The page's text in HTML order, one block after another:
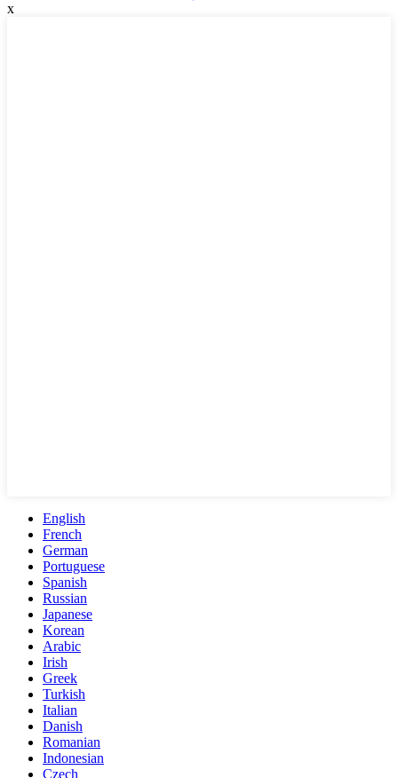
x
English
French
German
Portuguese
Spanish
Russian
Japanese
Korean
Arabic
Irish
Greek
Turkish
Italian
Danish
Romanian
Indonesian
Czech